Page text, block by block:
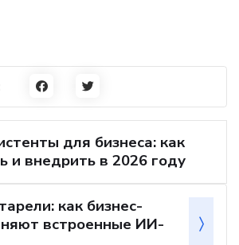
для бизнеса: как
и внедрить в 2026 году
как бизнес-
встроенные ИИ-